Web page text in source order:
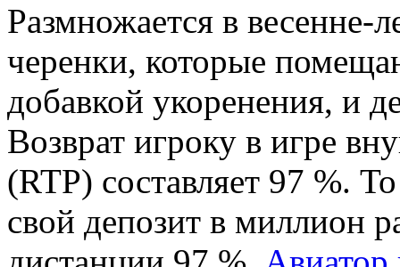
Размножается в весенне-
черенки, которые
добавкой укоренения, и
Возврат игроку в игре
(RTP) составляет 97 %.
свой депозит в миллион